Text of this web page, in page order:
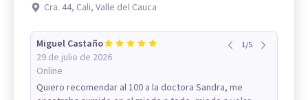
Cra. 44, Cali, Valle del Cauca
Miguel Castaño
29 de julio de 2026
Online
1/5
Quiero recomendar al 100 a la doctora Sandra, me